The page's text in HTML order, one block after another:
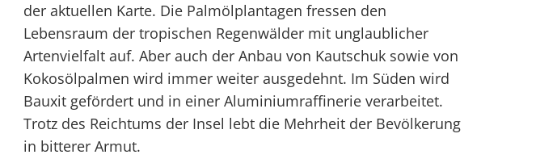
der aktuellen Karte. Die Palmölplantagen fressen den
Lebensraum der tropischen Regenwälder mit unglaublicher
Artenvielfalt auf. Aber auch der Anbau von Kautschuk sowie von
Kokosölpalmen wird immer weiter ausgedehnt. Im Süden wird
Bauxit gefördert und in einer Aluminiumraffinerie verarbeitet.
Trotz des Reichtums der Insel lebt die Mehrheit der Bevölkerung
in bitterer Armut.